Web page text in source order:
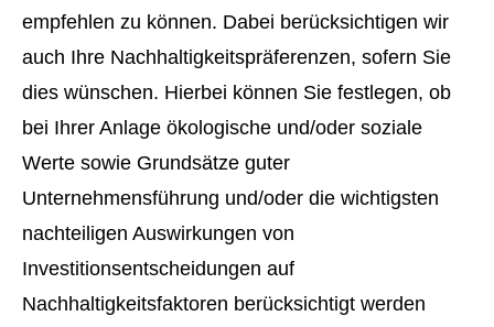
empfehlen zu können. Dabei berücksichtigen wir
auch Ihre Nachhaltigkeitspräferenzen, sofern Sie
dies wünschen. Hierbei können Sie festlegen, ob
bei Ihrer Anlage ökologische und/oder soziale
Werte sowie Grundsätze guter
Unternehmensführung und/oder die wichtigsten
nachteiligen Auswirkungen von
Investitionsentscheidungen auf
Nachhaltigkeitsfaktoren berücksichtigt werden